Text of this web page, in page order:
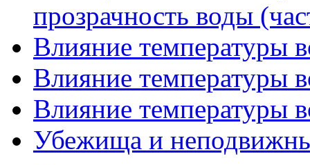
прозрачность воды
Влияние температуры
Влияние температуры
Влияние температуры
Убежища и